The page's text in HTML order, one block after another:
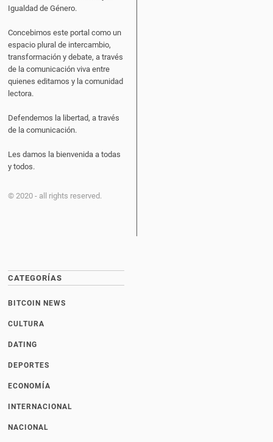
Igualdad de Género.
Concebimos este portal como un
espacio plural de intercambio,
transformación y debate, a través
de la comunicación viva entre
quienes editamos y la comunidad
lectora.
Defendemos la libertad, a través
de la comunicación.
Les damos la bienvenida a todas
y todos.
© 2020 - all rights reserved.
CATEGORÍAS
BITCOIN NEWS
CULTURA
DATING
DEPORTES
ECONOMÍA
INTERNACIONAL
NACIONAL